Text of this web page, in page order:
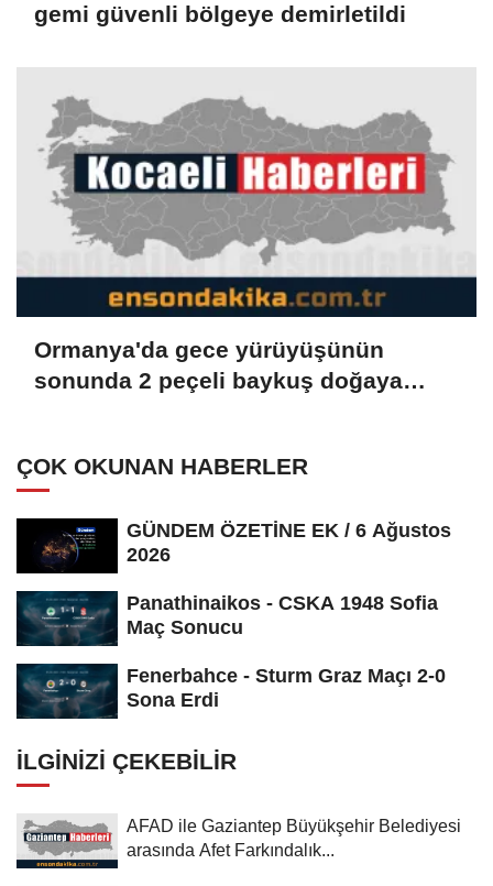
gemi güvenli bölgeye demirletildi
Ormanya'da gece yürüyüşünün
sonunda 2 peçeli baykuş doğaya
ÇOK OKUNAN HABERLER
GÜNDEM ÖZETİNE EK / 6 Ağustos
2026
Panathinaikos - CSKA 1948 Sofia
Maç Sonucu
Fenerbahce - Sturm Graz Maçı 2-0
Sona Erdi
İLGINIZI ÇEKEBILIR
AFAD ile Gaziantep Büyükşehir Belediyesi
arasında Afet Farkındalık...